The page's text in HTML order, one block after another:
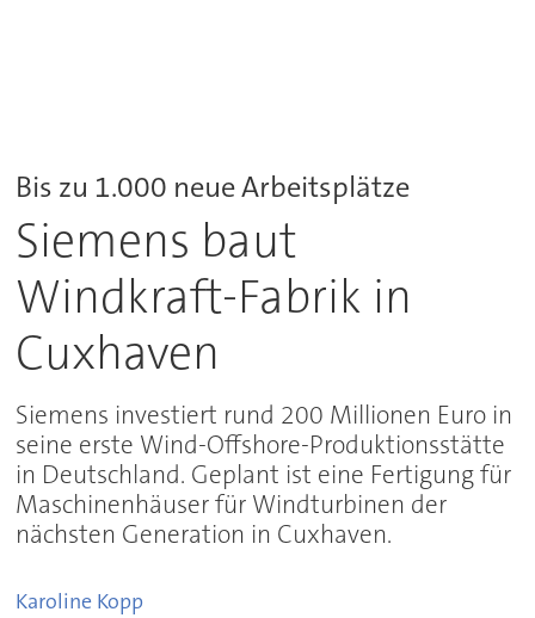
Bis zu 1.000 neue Arbeitsplätze
Siemens baut
Windkraft-Fabrik in
Cuxhaven
Siemens investiert rund 200 Millionen Euro in
seine erste Wind-Offshore-Produktionsstätte
in Deutschland. Geplant ist eine Fertigung für
Maschinenhäuser für Windturbinen der
nächsten Generation in Cuxhaven.
Karoline Kopp